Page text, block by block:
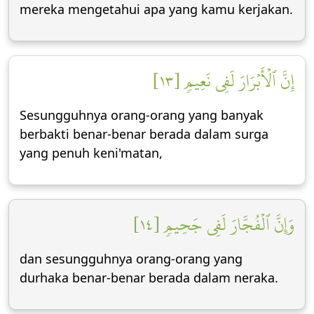
mereka mengetahui apa yang kamu kerjakan.
إِنَّ ٱلۡأَبۡرَارَ لَفِي نَعِيمٖ [١٣]
Sesungguhnya orang-orang yang banyak
berbakti benar-benar berada dalam surga
yang penuh keni'matan,
وَإِنَّ ٱلۡفُجَّارَ لَفِي جَحِيمٖ [١٤]
dan sesungguhnya orang-orang yang
durhaka benar-benar berada dalam neraka.